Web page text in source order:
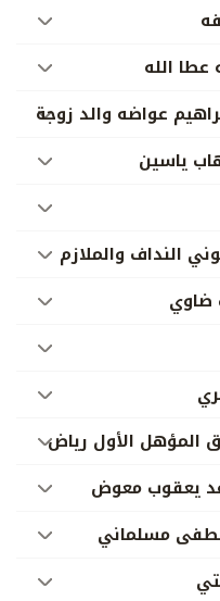
عطا الله
عواضه والد زوجة
ياسين
النداف والملازم
ضاوي
المؤهل الأول رياض
يعقوب معوض
مسلماني